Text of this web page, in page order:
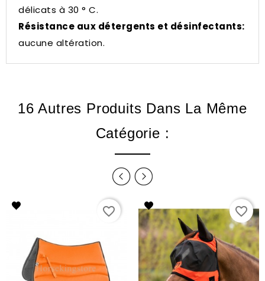
délicats à 30 ° C.
Résistance aux détergents et désinfectants:
aucune altération.
16 Autres Produits Dans La Même
Catégorie :
favorite_border favorite_border